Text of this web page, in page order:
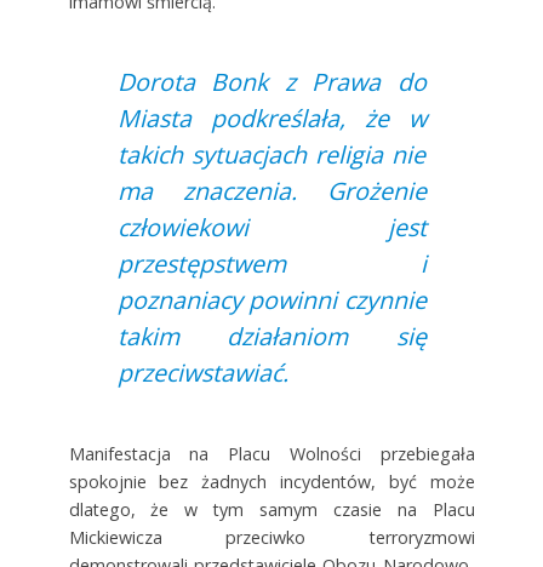
Dorota Bonk z Prawa do
Miasta podkreślała, że w
takich sytuacjach religia nie
ma znaczenia. Grożenie
człowiekowi jest
przestępstwem i
poznaniacy powinni czynnie
takim działaniom się
przeciwstawiać.
Manifestacja na Placu Wolności przebiegała
spokojnie bez żadnych incydentów, być może
dlatego, że w tym samym czasie na Placu
Mickiewicza przeciwko terroryzmowi